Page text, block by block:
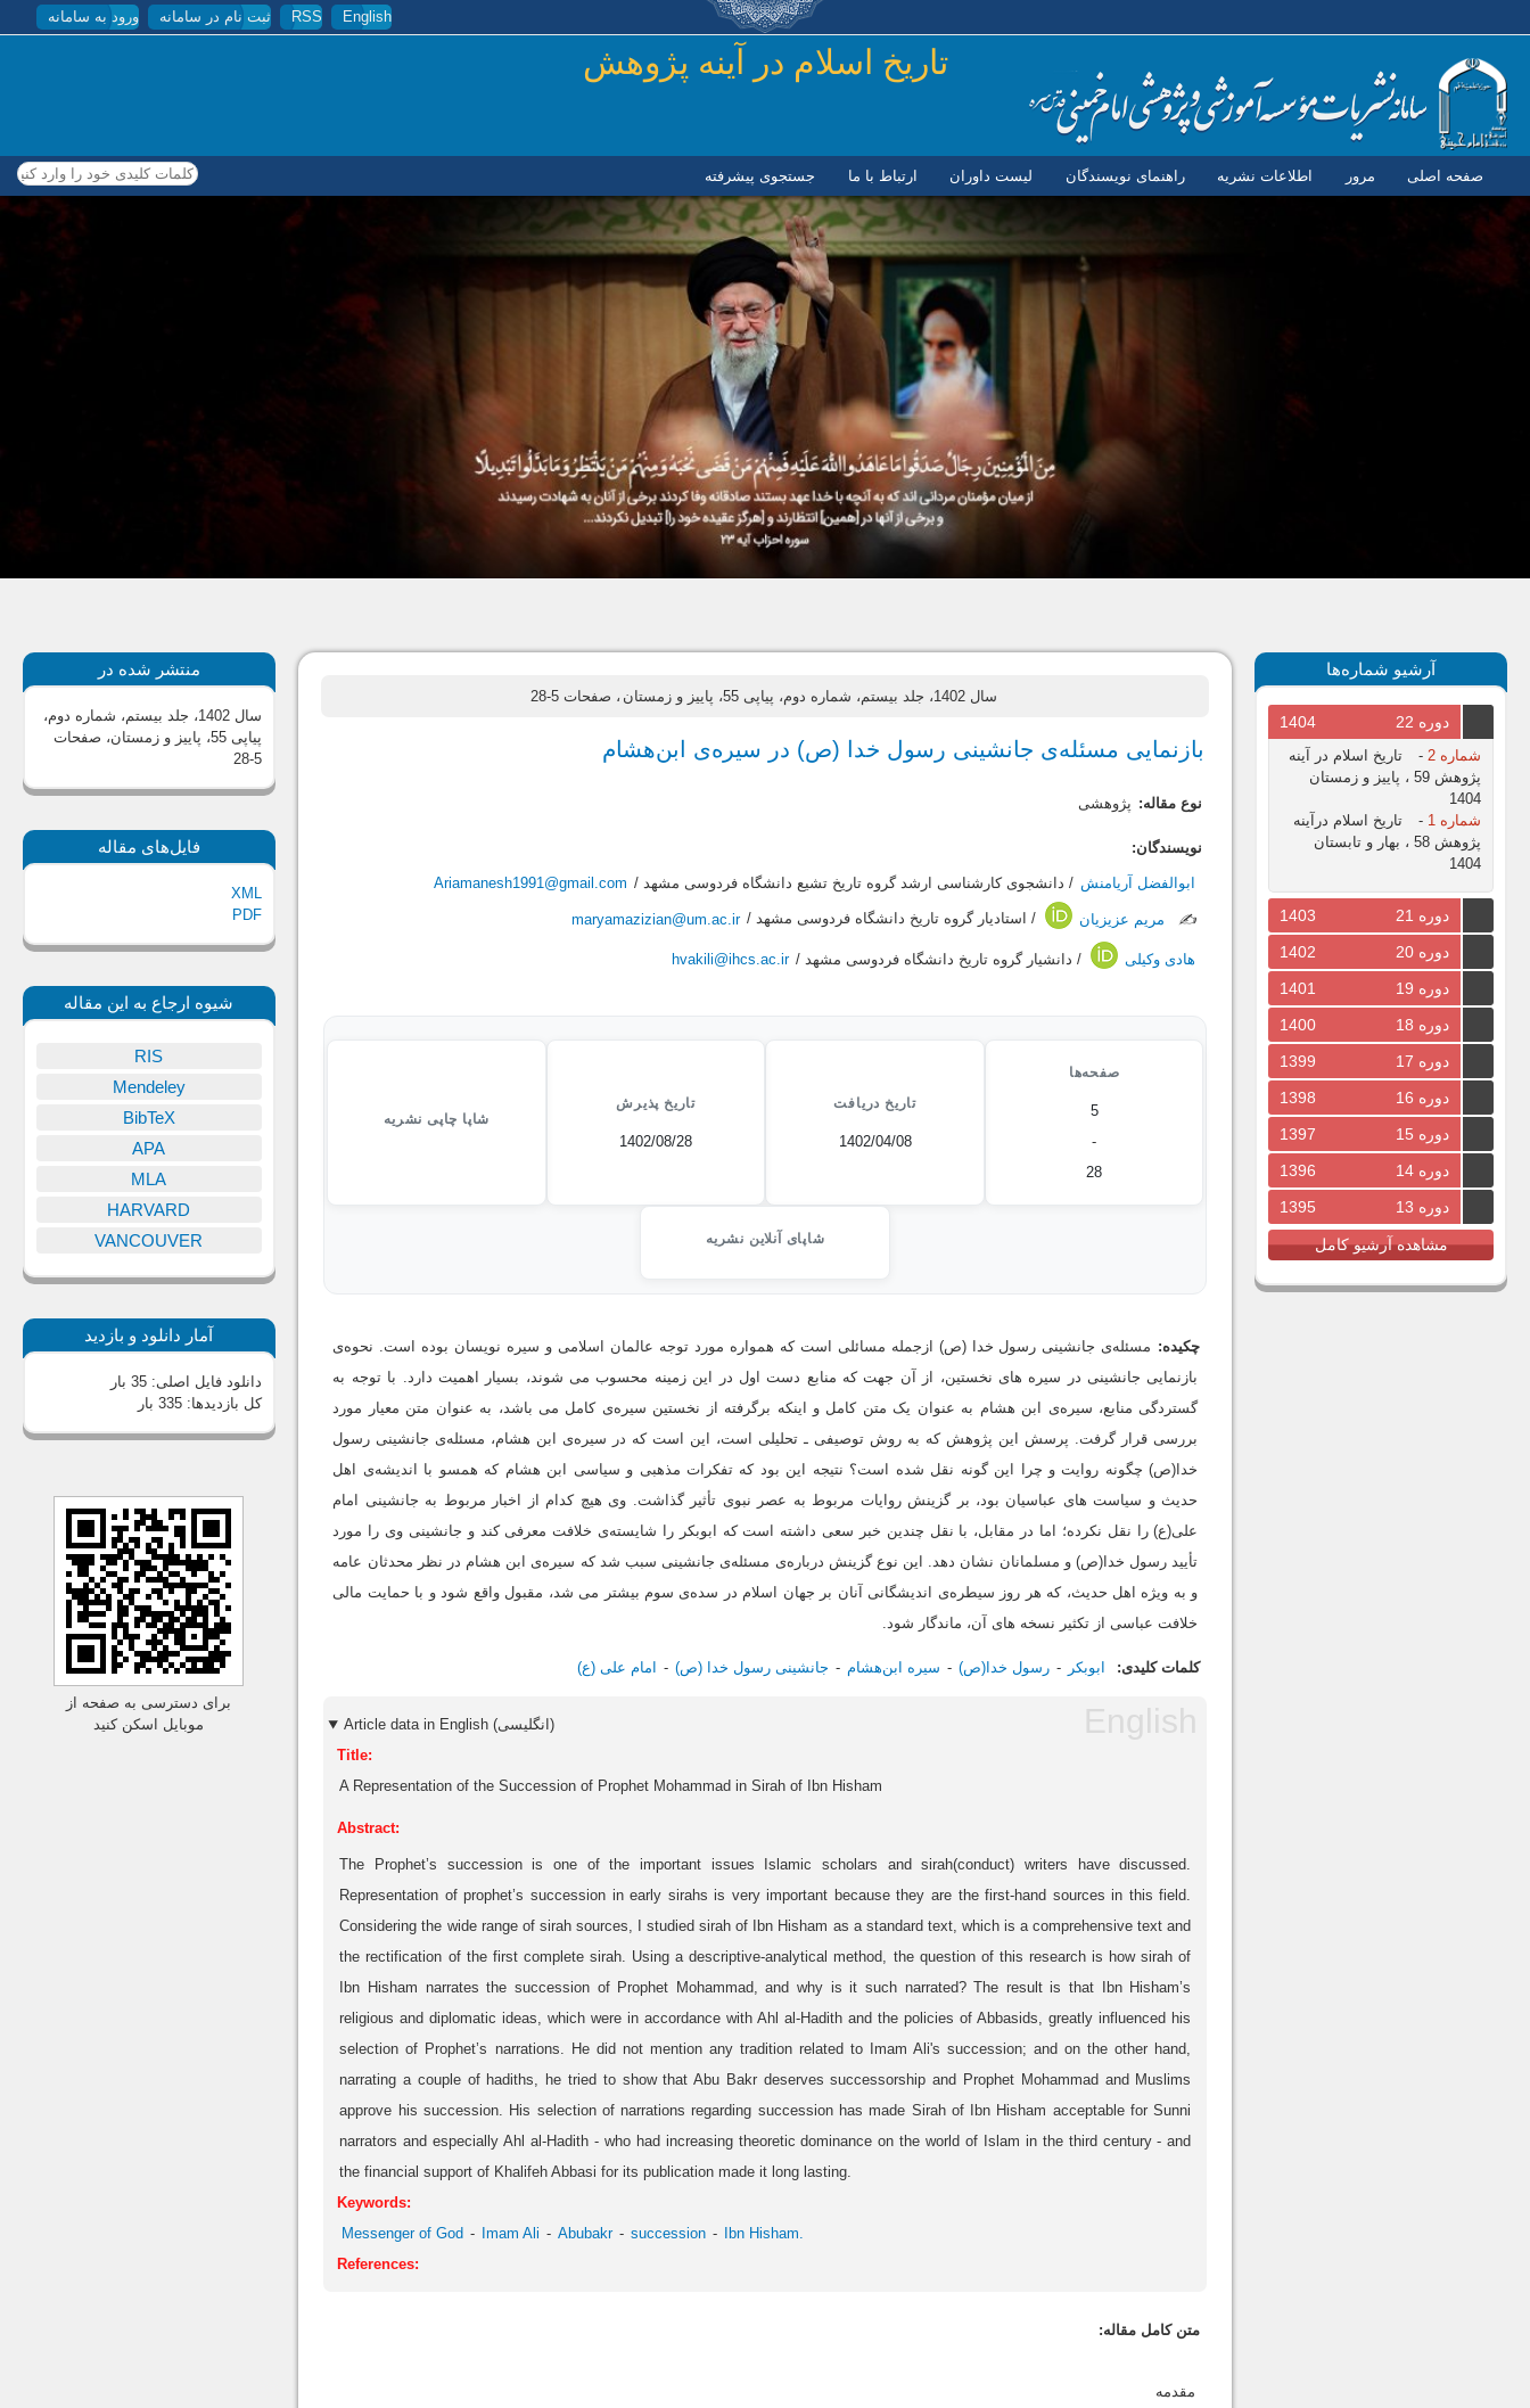
رفتن به محتوای اصلی English
RSS ثبت نام در سامانه ورود به سامانه
تاريخ اسلام در آينه پژوهش
صفحه اصلی مرور اطلاعات نشریه راهنمای نویسندگان لیست داوران ارتباط با ما جستجوی پیشرفته کلمات کلیدی خود را وارد کنید
آرشیو شماره‌ها
دوره 22 1404
شماره 2 -
تاریخ اسلام در آینه
پژوهش 59 ، پاییز و زمستان
1404
شماره 1
-
تاریخ اسلام درآینه
پژوهش 58 ، بهار و تابستان
1404
دوره 21
1403
دوره 20
1402
دوره 19
1401
دوره 18
1400
دوره 17
1399
دوره 16
1398
دوره 15
1397
دوره 14
1396
دوره 13
1395
مشاهده آرشیو کامل
سال 1402، جلد بیستم، شماره دوم، پیاپی 55، پاییز و زمستان ، صفحات 5-28
بازنمایی مسئله‌ی جانشینی رسول خدا (ص) در سیره‌ی ابن‌هشام
نوع مقاله: پژوهشی
نویسندگان:
ابوالفضل آریامنش / دانشجوی کارشناسی ارشد گروه تاریخ تشیع دانشگاه فردوسی مشهد / Ariamanesh1991@gmail.com
✍️ مریم عزیزیان / استادیار گروه تاریخ دانشگاه فردوسی مشهد / maryamazizian@um.ac.ir
هادی وکیلی / دانشیار گروه تاریخ دانشگاه فردوسی مشهد / hvakili@ihcs.ac.ir
صفحه‌ها
5
-
28
تاریخ دریافت
1402/04/08
تاریخ پذیرش
1402/08/28
شاپا چاپی نشریه
شاپای آنلاین نشریه
چکیده: مسئله‌ی جانشینی رسول خدا (ص) ازجمله مسائلی است که همواره مورد توجه عالمان اسلامی و سیره نویسان بوده است. نحوه‌ی
بازنمایی جانشینی در سیره های نخستین، از آن جهت که منابع دست اول در این زمینه محسوب می شوند، بسیار اهمیت دارد. با توجه به
گستردگی منابع، سیره‌ی ابن هشام به عنوان یک متن کامل و اینکه برگرفته از نخستین سیره‌ی کامل می باشد، به عنوان متن معیار مورد
بررسی قرار گرفت. پرسش این پژوهش که به روش توصیفی ـ تحلیلی است، این است که در سیره‌ی ابن هشام، مسئله‌ی جانشینی رسول
خدا(ص) چگونه روایت و چرا این گونه نقل شده است؟ نتیجه این بود که تفکرات مذهبی و سیاسی ابن هشام که همسو با اندیشه‌ی اهل
حدیث و سیاست های عباسیان بود، بر گزینش روایات مربوط به عصر نبوی تأثیر گذاشت. وی هیچ کدام از اخبار مربوط به جانشینی امام
علی(ع) را نقل نکرده؛ اما در مقابل، با نقل چندین خبر سعی داشته است که ابوبکر را شایسته‌ی خلافت معرفی کند و جانشینی وی را مورد
تأیید رسول خدا(ص) و مسلمانان نشان دهد. این نوع گزینش درباره‌ی مسئله‌ی جانشینی سبب شد که سیره‌ی ابن هشام در نظر محدثان عامه
و به ویژه اهل حدیث، که هر روز سیطره‌ی اندیشگانی آنان بر جهان اسلام در سده‌ی سوم بیشتر می شد، مقبول واقع شود و با حمایت مالی
خلافت عباسی از تکثیر نسخه های آن، ماندگار شود.
کلمات کلیدی: ابوبکر رسول خدا(ص) سیره ابن‌هشام جانشینی رسول خدا (ص) امام علی (ع)
Article data in English (انگلیسی)
Title:
A Representation of the Succession of Prophet Mohammad in Sirah of Ibn Hisham
Abstract:
The Prophet’s succession is one of the important issues Islamic scholars and sirah(conduct) writers have discussed.
Representation of prophet’s succession in early sirahs is very important because they are the first-hand sources in this field.
Considering the wide range of sirah sources, I studied sirah of Ibn Hisham as a standard text, which is a comprehensive text and
the rectification of the first complete sirah. Using a descriptive-analytical method, the question of this research is how sirah of
Ibn Hisham narrates the succession of Prophet Mohammad, and why is it such narrated? The result is that Ibn Hisham’s
religious and diplomatic ideas, which were in accordance with Ahl al-Hadith and the policies of Abbasids, greatly influenced his
selection of Prophet’s narrations. He did not mention any tradition related to Imam Ali's succession; and on the other hand,
narrating a couple of hadiths, he tried to show that Abu Bakr deserves successorship and Prophet Mohammad and Muslims
approve his succession. His selection of narrations regarding succession has made Sirah of Ibn Hisham acceptable for Sunni
narrators and especially Ahl al-Hadith - who had increasing theoretic dominance on the world of Islam in the third century - and
the financial support of Khalifeh Abbasi for its publication made it long lasting.
Keywords:
Messenger of God
Imam Ali Abubakr succession
Ibn Hisham.
References:
متن کامل مقاله:
مقدمه
منتشر شده در
سال 1402، جلد بیستم، شماره دوم،
پیاپی 55، پاییز و زمستان
، صفحات
5-28
فایل‌های مقاله
XML
PDF
شیوه ارجاع به این مقاله
RIS
Mendeley
BibTeX
APA
MLA
HARVARD
VANCOUVER
آمار دانلود و بازدید
دانلود فایل اصلی:35 بار
کل بازدیدها:335 بار
برای دسترسی به صفحه از
موبایل اسکن کنید